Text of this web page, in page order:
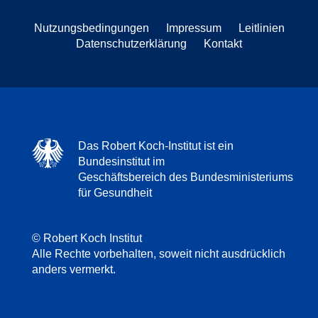
Nutzungsbedingungen Impressum
Leitlinien
Datenschutzerklärung
Kontakt
Das Robert Koch-Institut ist ein
Bundesinstitut im
Geschäftsbereich des Bundesministeriums
für Gesundheit
© Robert Koch Institut
Alle Rechte vorbehalten, soweit nicht ausdrücklich
anders vermerkt.